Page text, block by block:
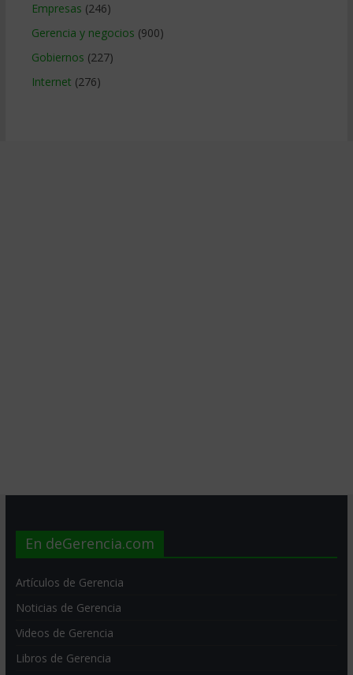
Empresas (246)
Gerencia y negocios (900)
Gobiernos (227)
Internet (276)
En deGerencia.com
Artículos de Gerencia
Noticias de Gerencia
Videos de Gerencia
Libros de Gerencia